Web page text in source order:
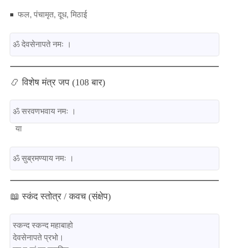
फल, पंचामृत, दूध, मिठाई
📿 विशेष मंत्र जप (108 बार)
या
📖 स्कंद स्तोत्र / कवच (संक्षेप)
स्कन्द स्कन्द महाबाहो
देवसेनापते प्रभो।